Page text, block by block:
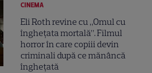
CINEMA
Eli Roth revine cu „Omul cu
înghețata mortală”. Filmul
horror în care copiii devin
criminali după ce mănâncă
înghețată